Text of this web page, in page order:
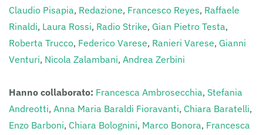
Claudio Pisapia, Redazione, Francesco Reyes, Raffaele
Rinaldi, Laura Rossi, Radio Strike, Gian Pietro Testa,
Roberta Trucco, Federico Varese, Ranieri Varese, Gianni
Venturi, Nicola Zalambani, Andrea Zerbini
Hanno collaborato: Francesca Ambrosecchia, Stefania
Andreotti, Anna Maria Baraldi Fioravanti, Chiara Baratelli,
Enzo Barboni, Chiara Bolognini, Marco Bonora, Francesca